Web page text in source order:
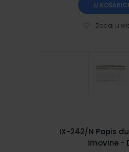
U
Dodaj u
IX-242/N Popis
imovine -